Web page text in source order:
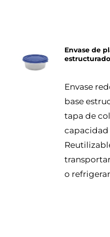
DETALLES
Envase de
Envase
base
tapa de
capacidad
o